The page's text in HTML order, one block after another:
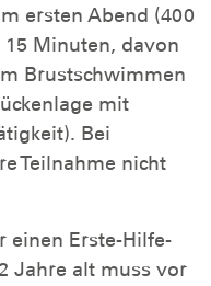
ersten Abend (400
Minuten, davon
Brustschwimmen
mit
Bei
Teilnahme nicht
einen Erste-Hilfe-
Jahre alt muss vor